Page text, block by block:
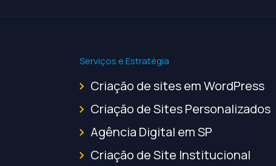
Serviços e Estratégia
Criação de sites em WordPress
Criação de Sites Personalizados
Agência Digital em SP
Criação de Site Institucional